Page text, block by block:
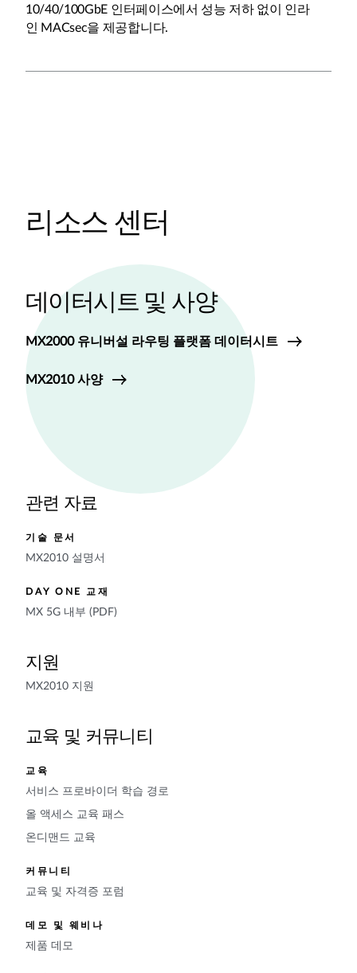
10/40/100GbE 인터페이스에서 성능 저하 없이 인라
인 MACsec을 제공합니다.
리소스 센터
관련 자료
기술 문서
MX2010 설명서
DAY ONE 교재
MX 5G 내부 (PDF)
지원
MX2010 지원
교육 및 커뮤니티
교육
서비스 프로바이더 학습 경로
올 액세스 교육 패스
온디맨드 교육
커뮤니티
교육 및 자격증 포럼
데모 및 웨비나
제품 데모
데이터시트 및 사양
MX2000 유니버설 라우팅 플랫폼 데이터시트
MX2010 사양